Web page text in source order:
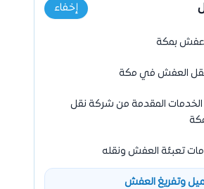
إخفاء
بمكة
العفش في مكة
المقدمة من شركة نقل